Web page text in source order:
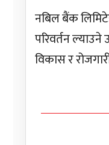
नबिल बैंक
परिवर्तन
विकास र